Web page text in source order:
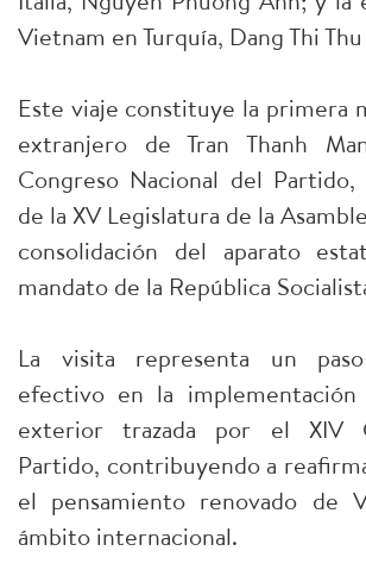
Vietnam en Turquía, Dang Thi
Este viaje constituye la primera
extranjero de Tran Thanh
Congreso Nacional del Partido,
de la XV Legislatura de la
consolidación del aparato
mandato de la República
La visita representa un
efectivo en la
exterior trazada por el XIV
Partido, contribuyendo a
el pensamiento renovado de
ámbito internacional.